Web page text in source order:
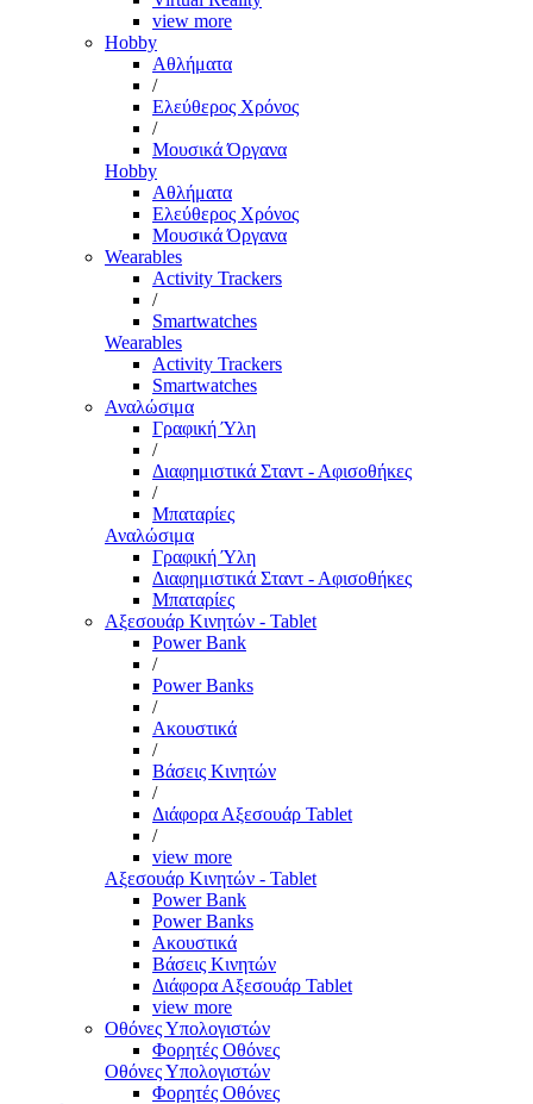
view more
Hobby
Αθλήματα
/
Ελεύθερος Χρόνος
/
Μουσικά Όργανα
Hobby
Αθλήματα
Ελεύθερος Χρόνος
Μουσικά Όργανα
Wearables
Activity Trackers
/
Smartwatches
Wearables
Activity Trackers
Smartwatches
Αναλώσιμα
Γραφική Ύλη
/
Διαφημιστικά Σταντ - Αφισοθήκες
/
Μπαταρίες
Αναλώσιμα
Γραφική Ύλη
Διαφημιστικά Σταντ - Αφισοθήκες
Μπαταρίες
Αξεσουάρ Κινητών - Tablet
Power Bank
/
Power Banks
/
Ακουστικά
/
Βάσεις Κινητών
/
Διάφορα Αξεσουάρ Tablet
/
view more
Αξεσουάρ Κινητών - Tablet
Power Bank
Power Banks
Ακουστικά
Βάσεις Κινητών
Διάφορα Αξεσουάρ Tablet
view more
Οθόνες Υπολογιστών
Φορητές Οθόνες
Οθόνες Υπολογιστών
Φορητές Οθόνες